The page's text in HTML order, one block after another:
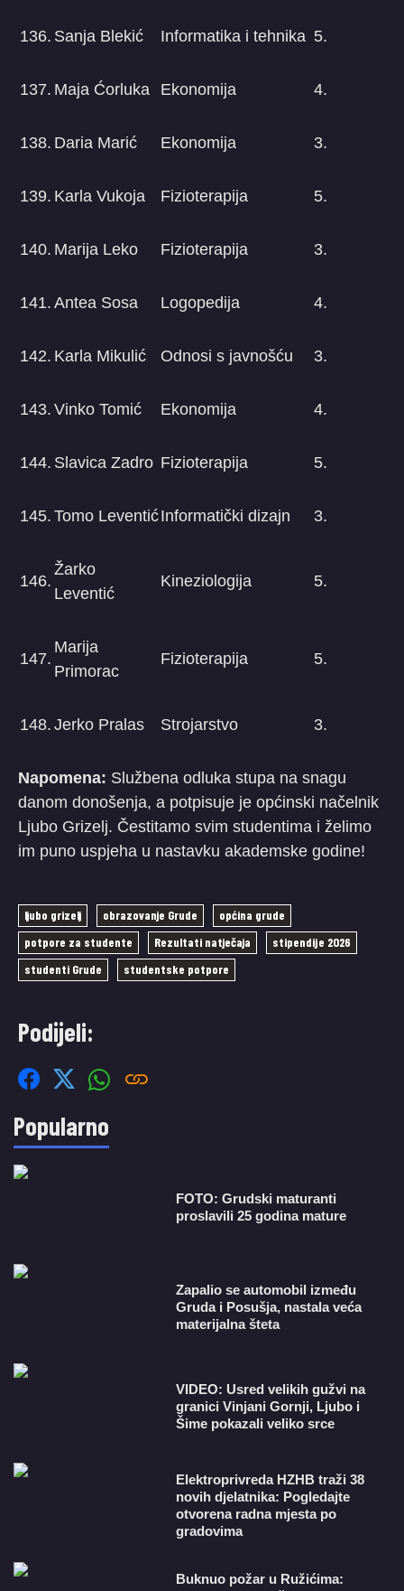
136. Sanja Blekić Informatika i tehnika 5.
137. Maja Ćorluka Ekonomija 4.
138. Daria Marić Ekonomija 3.
139. Karla Vukoja Fizioterapija 5.
140. Marija Leko Fizioterapija 3.
141. Antea Sosa Logopedija 4.
142. Karla Mikulić Odnosi s javnošću 3.
143. Vinko Tomić Ekonomija 4.
144. Slavica Zadro Fizioterapija 5.
145. Tomo LeventićInformatički dizajn 3.
146.
Žarko
Leventić
Kineziologija 5.
147.
Marija
Primorac
Fizioterapija 5.
148. Jerko Pralas Strojarstvo 3.
Napomena: Službena odluka stupa na snagu
danom donošenja, a potpisuje je općinski načelnik
Ljubo Grizelj. Čestitamo svim studentima i želimo
im puno uspjeha u nastavku akademske godine!
ljubo grizelj obrazovanje Grude
općina grude
potpore za studente
Rezultati natječaja
stipendije 2026
studenti Grude
studentske potpore
Podijeli:
Popularno
FOTO: Grudski maturanti
proslavili 25 godina mature
Zapalio se automobil između
Gruda i Posušja, nastala veća
materijalna šteta
VIDEO: Usred velikih gužvi na
granici Vinjani Gornji, Ljubo i
Šime pokazali veliko srce
​Elektroprivreda HZHB traži 38
novih djelatnika: Pogledajte
otvorena radna mjesta po
gradovima
Buknuo požar u Ružićima: